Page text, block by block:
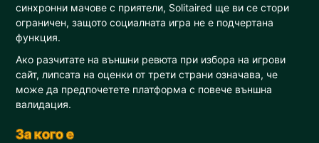
синхронни мачове с приятели, Solitaired ще ви се стори
ограничен, защото социалната игра не е подчертана
функция.
Ако разчитате на външни ревюта при избора на игрови
сайт, липсата на оценки от трети страни означава, че
може да предпочетете платформа с повече външна
валидация.
За кого е